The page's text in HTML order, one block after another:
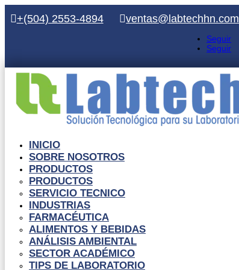
+(504) 2553-4894 ventas@labtechhn.com
Seguir
Seguir
INICIO
SOBRE NOSOTROS
PRODUCTOS
PRODUCTOS
SERVICIO TECNICO
INDUSTRIAS
FARMACÉUTICA
ALIMENTOS Y BEBIDAS
ANÁLISIS AMBIENTAL
SECTOR ACADÉMICO
TIPS DE LABORATORIO